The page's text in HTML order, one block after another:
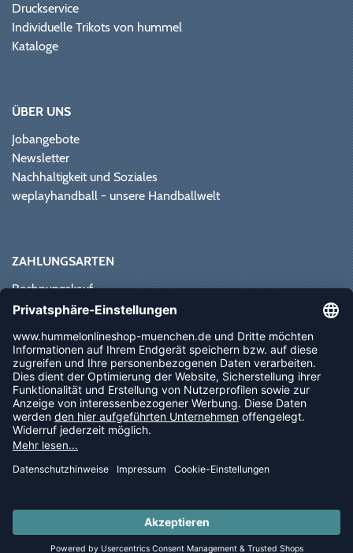
LAST PIECES: Bekleidung - Spare bis zu 65%
Druckservice
Individuelle Trikots von hummel
Kataloge
ÜBER UNS
Jobangebote
Newsletter
Nachhaltigkeit und Soziales
weplayhandball - unsere Handballwelt
ZAHLUNGSARTEN
Rechnungskauf
Paypal
Vorkasse
Sofortüberweisung
NEWSLETTER